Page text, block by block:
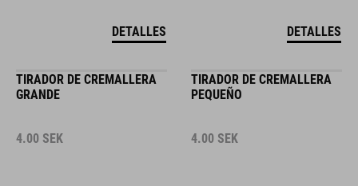
DETALLES DETALLES
TIRADOR DE CREMALLERA
GRANDE
4.00 SEK
TIRADOR DE CREMALLERA
PEQUEÑO
4.00 SEK